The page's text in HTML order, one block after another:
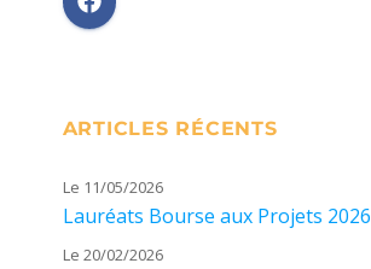
ARTICLES RÉCENTS
Le 11/05/2026
Lauréats Bourse aux Projets 2026
Le 20/02/2026